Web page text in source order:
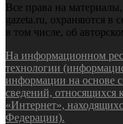
Все права на
gazeta.ru, охраняются в
в том числе, об
На информационном
технологии
информации на основе
сведений, относящихся
«Интернет»,
Федерации).